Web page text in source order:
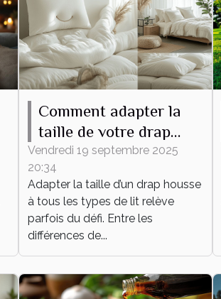
Comment adapter la
taille de votre drap
housse à tout type de
lit ?
Vendredi 19 septembre 2025
20:34
Adapter la taille d’un drap housse
à tous les types de lit relève
parfois du défi. Entre les
différences de...